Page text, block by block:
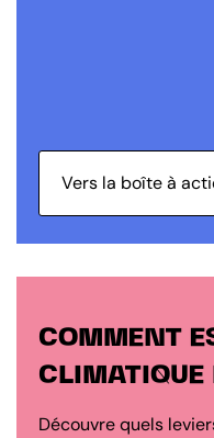
Vers la boîte à
COMMENT
CLIMATIQUE
Découvre quels